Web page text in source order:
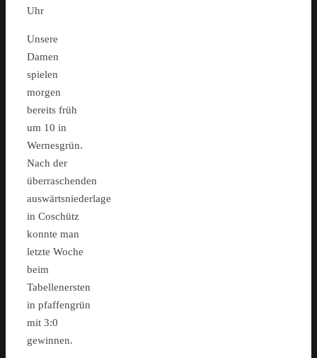
Uhr
Unsere
Damen
spielen
morgen
bereits früh
um 10 in
Wernesgrün.
Nach der
überraschenden
auswärtsniederlage
in Coschütz
konnte man
letzte Woche
beim
Tabellenersten
in pfaffengrün
mit 3:0
gewinnen.